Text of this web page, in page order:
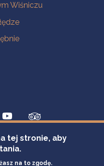
Wiśniczu
tej stronie, aby
na to zgodę.